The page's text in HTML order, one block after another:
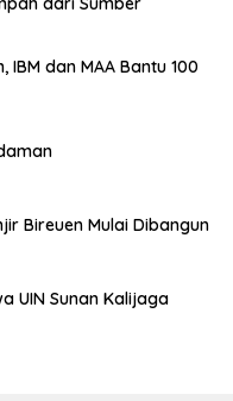
dan MAA Bantu 100
Bireuen Mulai Dibangun
UIN Sunan Kalijaga